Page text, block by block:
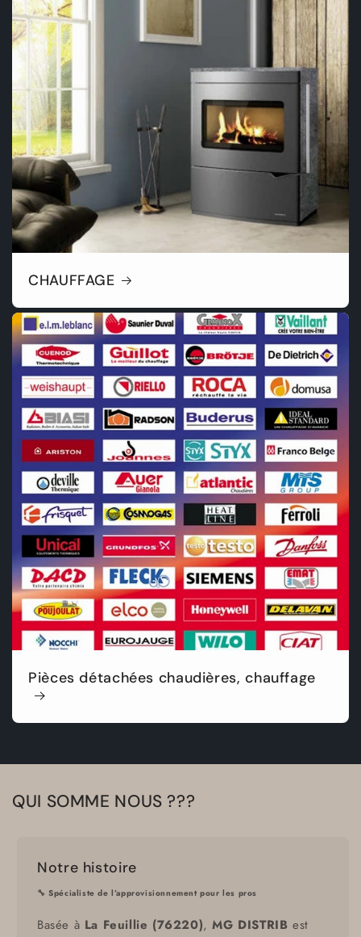
CHAUFFAGE
Pièces détachées chaudières, chauffage
QUI SOMME NOUS ???
Notre histoire
🔧 Spécialiste de l’approvisionnement pour les pros
Basée à La Feuillie (76220),MG DISTRIB est